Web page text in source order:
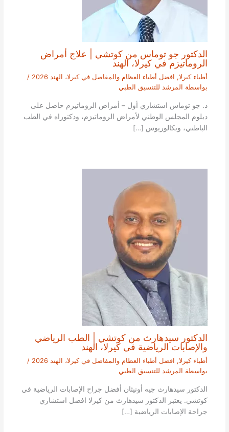
الدكتور جو توماس من كوتشي | علاج أمراض
الروماتيزم في كيرلا، الهند
أطباء كيرلا, افضل أطباء العظام والمفاصل في كيرلا، الهند 2026
/
بواسطة المرشد للتنسيق الطبي
د. جو توماس استشاري أول – أمراض الروماتيزم حاصل على
دبلوم المجلس الوطني لأمراض الروماتيزم، ودكتوراه في الطب
الباطني، وبكالوريوس […]
الدكتور سيدهارث من كوتشي | الطب الرياضي
والإصابات الرياضية في كيرلا، الهند
أطباء كيرلا, افضل أطباء العظام والمفاصل في كيرلا، الهند 2026
/
بواسطة المرشد للتنسيق الطبي
الدكتور سيدهارث جيه أونيثان أفضل جراح الإصابات الرياضية في
كوتشي. يعتبر الدكتور سيدهارث من كيرلا افضل استشاري
جراحة الإصابات الرياضية […]